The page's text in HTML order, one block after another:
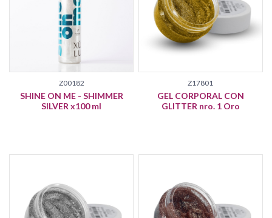
Z00182
SHINE ON ME - SHIMMER
SILVER x100 ml
Z17801
GEL CORPORAL CON
GLITTER nro. 1 Oro